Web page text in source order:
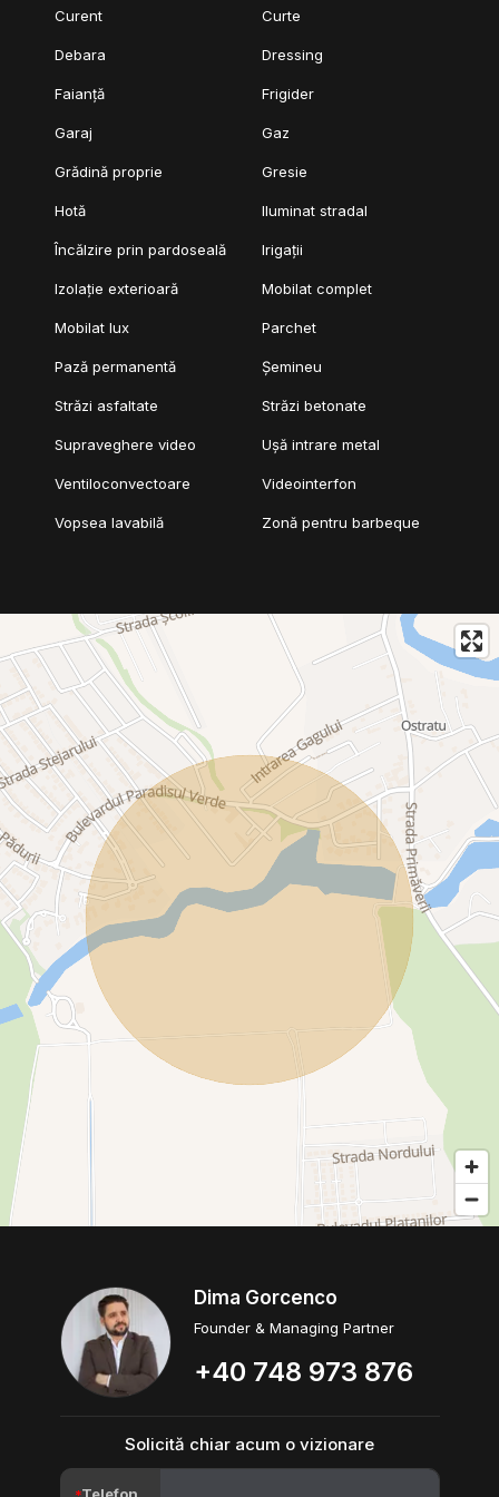
energetic: Clasa A.
Pentru detalii suplimentare si programarea unei vizionari, va
Curent Curte
Debara Dressing
Faianță Frigider
Garaj Gaz
Grădină proprie Gresie
Hotă Iluminat stradal
Încălzire prin pardoseală Irigații
Izolație exterioară Mobilat complet
Mobilat lux Parchet
Pază permanentă Șemineu
Străzi asfaltate Străzi betonate
Supraveghere video Ușă intrare metal
Ventiloconvectoare Videointerfon
Vopsea lavabilă Zonă pentru barbeque
Dima Gorcenco
Founder & Managing Partner
+40 748 973 876
Solicită chiar acum o vizionare
Telefon